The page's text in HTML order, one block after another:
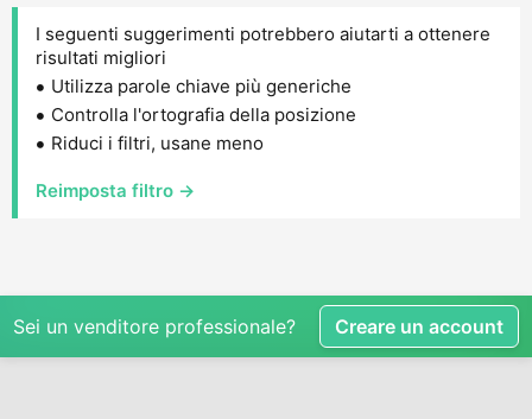
I seguenti suggerimenti potrebbero aiutarti a ottenere
risultati migliori
Utilizza parole chiave più generiche
Controlla l'ortografia della posizione
Riduci i filtri, usane meno
Reimposta filtro →
Sei un venditore professionale? Creare un account